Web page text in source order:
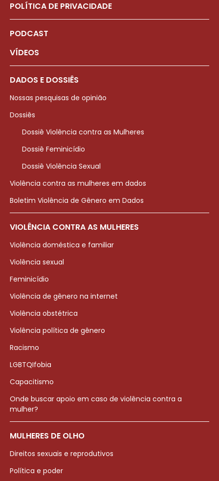
POLÍTICA DE PRIVACIDADE
PODCAST
VÍDEOS
DADOS E DOSSIÊS
Nossas pesquisas de opinião
Dossiês
Dossiê Violência contra as Mulheres
Dossiê Feminicídio
Dossiê Violência Sexual
Violência contra as mulheres em dados
Boletim Violência de Gênero em Dados
VIOLÊNCIA CONTRA AS MULHERES
Violência doméstica e familiar
Violência sexual
Feminicídio
Violência de gênero na internet
Violência obstétrica
Violência política de gênero
Racismo
LGBTQIfobia
Capacitismo
Onde buscar apoio em caso de violência contra a
mulher?
MULHERES DE OLHO
Direitos sexuais e reprodutivos
Política e poder